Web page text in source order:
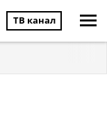
ТВ канал